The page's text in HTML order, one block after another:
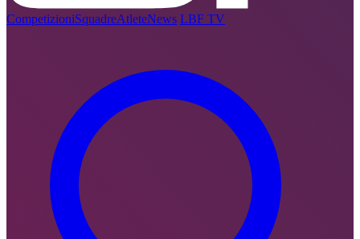
CompetizioniSquadreAtleteNews LBF TV